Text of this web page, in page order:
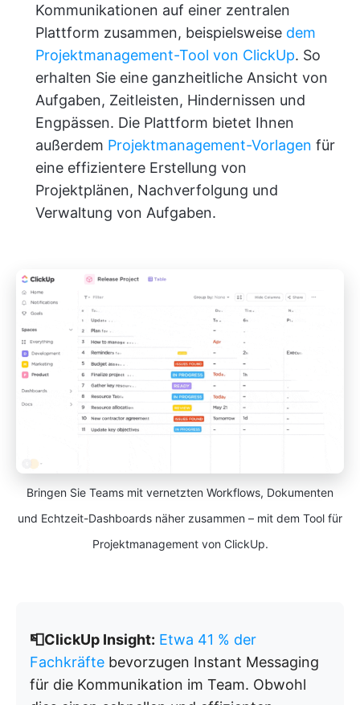
Kommunikationen auf einer zentralen
Plattform zusammen, beispielsweise dem
Projektmanagement-Tool von ClickUp. So
erhalten Sie eine ganzheitliche Ansicht von
Aufgaben, Zeitleisten, Hindernissen und
Engpässen. Die Plattform bietet Ihnen
außerdem Projektmanagement-Vorlagen für
eine effizientere Erstellung von
Projektplänen, Nachverfolgung und
Verwaltung von Aufgaben.
Bringen Sie Teams mit vernetzten Workflows, Dokumenten
und Echtzeit-Dashboards näher zusammen – mit dem Tool für
Projektmanagement von ClickUp.
📮ClickUp Insight: Etwa 41 % der
Fachkräfte bevorzugen Instant Messaging
für die Kommunikation im Team. Obwohl